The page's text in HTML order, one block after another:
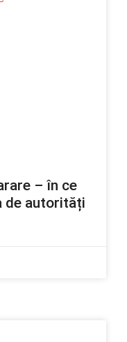
– în ce
de autorități